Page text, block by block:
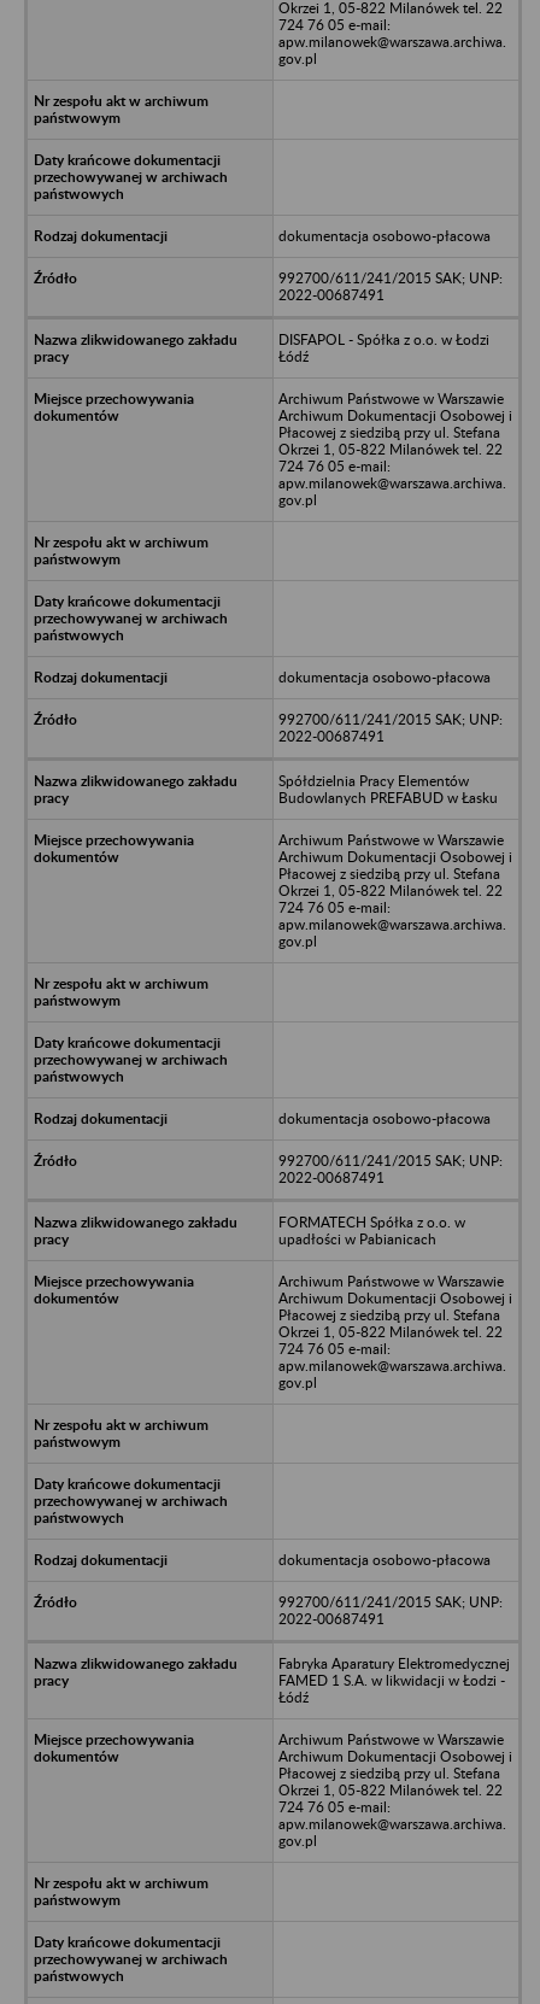
Okrzei 1, 05-822 Milanówek tel. 22
724 76 05 e-mail:
apw.milanowek@warszawa.archiwa.
gov.pl
dokumentacja osobowo-płacowa
992700/611/241/2015 SAK; UNP:
2022-00687491
DISFAPOL - Spółka z o.o. w Łodzi
Łódź
Archiwum Państwowe w Warszawie
Archiwum Dokumentacji Osobowej i
Płacowej z siedzibą przy ul. Stefana
Okrzei 1, 05-822 Milanówek tel. 22
724 76 05 e-mail:
apw.milanowek@warszawa.archiwa.
gov.pl
dokumentacja osobowo-płacowa
992700/611/241/2015 SAK; UNP:
2022-00687491
Spółdzielnia Pracy Elementów
Budowlanych PREFABUD w Łasku
Archiwum Państwowe w Warszawie
Archiwum Dokumentacji Osobowej i
Płacowej z siedzibą przy ul. Stefana
Okrzei 1, 05-822 Milanówek tel. 22
724 76 05 e-mail:
apw.milanowek@warszawa.archiwa.
gov.pl
dokumentacja osobowo-płacowa
992700/611/241/2015 SAK; UNP:
2022-00687491
FORMATECH Spółka z o.o. w
upadłości w Pabianicach
Archiwum Państwowe w Warszawie
Archiwum Dokumentacji Osobowej i
Płacowej z siedzibą przy ul. Stefana
Okrzei 1, 05-822 Milanówek tel. 22
724 76 05 e-mail:
apw.milanowek@warszawa.archiwa.
gov.pl
dokumentacja osobowo-płacowa
992700/611/241/2015 SAK; UNP:
2022-00687491
Fabryka Aparatury Elektromedycznej
FAMED 1 S.A. w likwidacji w Łodzi -
Łódź
Archiwum Państwowe w Warszawie
Archiwum Dokumentacji Osobowej i
Płacowej z siedzibą przy ul. Stefana
Okrzei 1, 05-822 Milanówek tel. 22
724 76 05 e-mail:
apw.milanowek@warszawa.archiwa.
gov.pl